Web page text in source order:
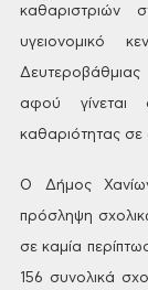
καθαριστριών
υγειονομικό
αφού γίνεται
καθαριότητας σε
Ο Δήμος
πρόσληψη
σε καμία
156 συνολικά